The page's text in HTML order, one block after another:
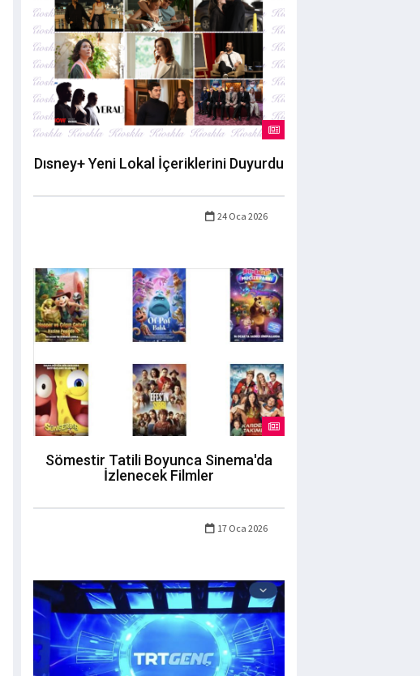
Dısney+ Yeni Lokal İçeriklerini Duyurdu
24 Oca 2026
Sömestir Tatili Boyunca Sinema'da
İzlenecek Filmler
17 Oca 2026